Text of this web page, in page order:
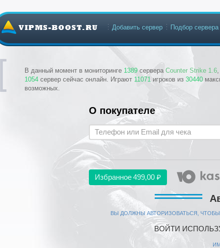
В данный момент в мониторинге 1389 сервера Counter Strike 1.6
1054 сервер сейчас онлайн. Играют 11071 игроков из 30440
возможных.
Добавить сервер Подбор сервера
О покупателе
Избранное499,00 ₽
ВЫ ДОЛЖНЫ АВТОРИЗОВАТЬСЯ,
ВОЙТИ